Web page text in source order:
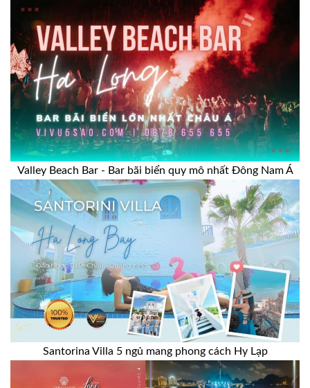
Valley Beach Bar - Bar bãi biển quy mô nhất Đông Nam Á
Santorina Villa 5 ngủ mang phong cách Hy Lạp